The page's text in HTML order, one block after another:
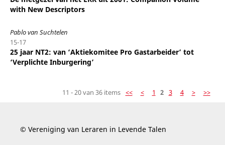
with New Descriptors
Pablo van Suchtelen
15-17
25 jaar NT2: van ‘Aktiekomitee Pro Gastarbeider’ tot
‘Verplichte Inburgering’
11 - 20 van 36 items << < 1 2 3 4 > >>
© Vereniging van Leraren in Levende Talen